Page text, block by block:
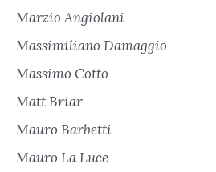
Marzio Angiolani
Massimiliano Damaggio
Massimo Cotto
Matt Briar
Mauro Barbetti
Mauro La Luce